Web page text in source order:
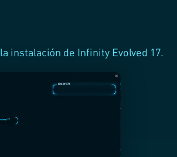
la instalación de Infinity Evolved 17.